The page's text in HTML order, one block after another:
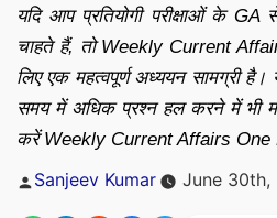
यदि आप प्रतियोगी परीक्षाओं के
चाहते हैं, तो Weekly Current
लिए एक महत्वपूर्ण अध्ययन सामग्री है।
समय में अधिक प्रश्न हल करने में भी
करें Weekly Current Affairs One
Posted
Sanjeev Kumar June 30th,